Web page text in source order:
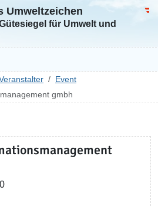
Umweltzeichen
für Umwelt und
Event
gmbh